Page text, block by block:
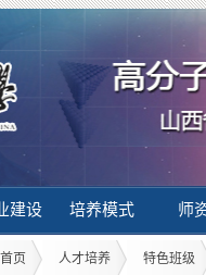
建设 培养模式 师
首页 人才培养 特色班级